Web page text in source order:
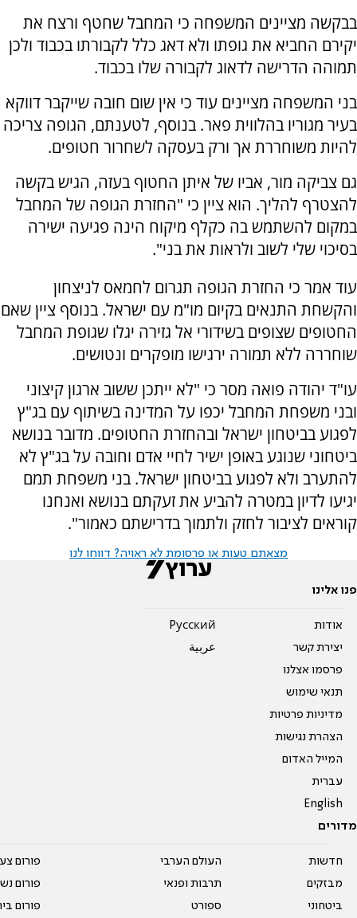
בבקשה מציינים המשפחה כי המחבל שחטף ורצח את
יקירם החביא את גופתו ולא דאג כלל לקבורתו בכבוד ולכן
תמוהה הדרישה לדאוג לקבורה שלו בכבוד.
בני המשפחה מציינים עוד כי אין שום חובה שייקבר דווקא
בעיר מגוריו בהלווית פאר. בנוסף, לטענתם, הגופה צריכה
להיות משוחררת אך ורק בעסקה לשחרור חטופים.
גם צביקה מור, אביו של איתן החטוף בעזה, הגיש בקשה
להצטרף להליך. הוא ציין כי "החזרת הגופה של המחבל
במקום להשתמש בה כקלף מיקוח הינה פגיעה ישירה
בסיכוי שלי לשוב ולראות את בני".
עוד אמר כי החזרת הגופה תגרום לחמאס לניצחון
והקשחת התנאים בקיום מו"מ עם ישראל. בנוסף ציין שאם
החטופים שצופים בשידורי אל גזירה יגלו שגופת המחבל
שוחררה ללא תמורה ירגישו מופקרים ונטושים.
עו"ד יהודה פואה מסר כי "לא ייתכן ששוב ארגון קיצוני
ובני משפחת המחבל יכפו על המדינה בשיתוף עם בג"ץ
לפגוע בביטחון ישראל ובהחזרת החטופים. מדובר בנושא
ביטחוני שנוגע באופן ישיר לחיי אדם וחובה על בג"ץ לא
להתערב ולא לפגוע בביטחון ישראל. בני משפחת תמם
יגיעו לדיון במטרה להביע את זעקתם בנושא ואנחנו
קוראים לציבור לחזק ולתמוך בדרישתם כאמור".
מצאתם טעות או פרסומת לא ראויה? דווחו לנו
פנו אלינו
אודות
יצירת קשר
פרסמו אצלנו
תנאי שימוש
מדיניות פרטיות
הצהרת נגישות
המייל האדום
עברית
English
Pусский
عربية
מדורים
חדשות
מבזקים
ביטחוני
העולם הערבי
תרבות ופנאי
ספורט
פורום
פורום
פורום